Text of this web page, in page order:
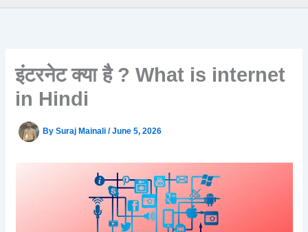
इंटरनेट क्या है ? What is internet
in Hindi
BySuraj Mainali/June 5, 2026